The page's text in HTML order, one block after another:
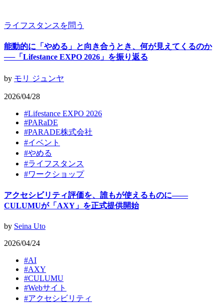
ライフスタンスを問う
能動的に「やめる」と向き合うとき、何が見えてくるのか
──「Lifestance EXPO 2026」を振り返る
by モリ ジュンヤ
2026/04/28
#Lifestance EXPO 2026
#PARaDE
#PARADE株式会社
#イベント
#やめる
#ライフスタンス
#ワークショップ
アクセシビリティ評価を、誰もが使えるものに——
CULUMUが「AXY」を正式提供開始
by Seina Uto
2026/04/24
#AI
#AXY
#CULUMU
#Webサイト
#アクセシビリティ